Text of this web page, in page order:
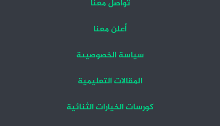
تواصل معنا
أعلن معنا
سياسة الخصوصيىة
المقالات التعليمية
كورسات الخيارات الثنائية